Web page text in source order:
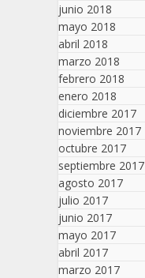
junio 2018
mayo 2018
abril 2018
marzo 2018
febrero 2018
enero 2018
diciembre 2017
noviembre 2017
octubre 2017
septiembre 2017
agosto 2017
julio 2017
junio 2017
mayo 2017
abril 2017
marzo 2017